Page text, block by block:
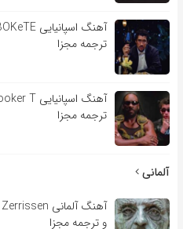
ترجمه مجزا
ترجمه مجزا
آلمانی
و ترجمه مجزا